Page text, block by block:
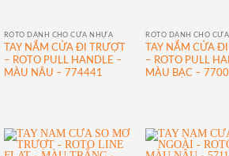
ROTO DÀNH CHO CỬA NHỰA
TAY NẮM CỬA ĐI TRƯỢT
– ROTO PULL HANDLE –
MÀU NÂU – 774441
ROTO DÀNH CHO
TAY NẮM CỬA ĐI
– ROTO PULL
MÀU BẠC –